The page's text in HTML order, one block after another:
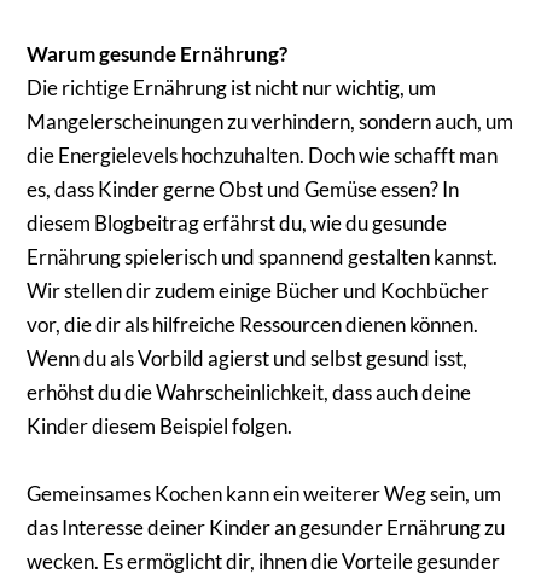
Warum gesunde Ernährung?
Die richtige Ernährung ist nicht nur wichtig, um
Mangelerscheinungen zu verhindern, sondern auch, um
die Energielevels hochzuhalten. Doch wie schafft man
es, dass Kinder gerne Obst und Gemüse essen? In
diesem Blogbeitrag erfährst du, wie du gesunde
Ernährung spielerisch und spannend gestalten kannst.
Wir stellen dir zudem einige Bücher und Kochbücher
vor, die dir als hilfreiche Ressourcen dienen können.
Wenn du als Vorbild agierst und selbst gesund isst,
erhöhst du die Wahrscheinlichkeit, dass auch deine
Kinder diesem Beispiel folgen.
Gemeinsames Kochen kann ein weiterer Weg sein, um
das Interesse deiner Kinder an gesunder Ernährung zu
wecken. Es ermöglicht dir, ihnen die Vorteile gesunder